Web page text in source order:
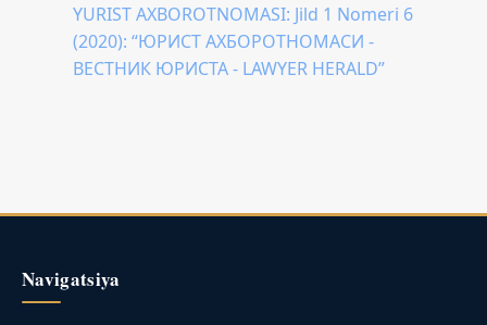
YURIST AXBOROTNOMASI: Jild 1 Nomeri 6
(2020): “ЮРИСТ АХБОРОТНОМАСИ -
ВЕСТНИК ЮРИСТА - LAWYER HERALD”
Navigatsiya